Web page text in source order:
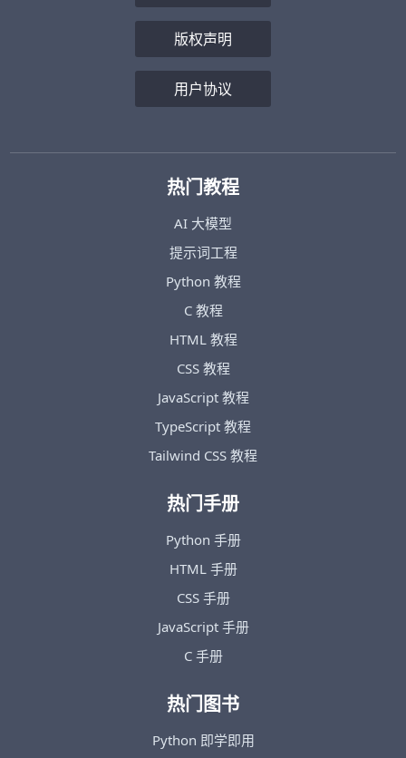
版权声明
用户协议
热门教程
AI 大模型
提示词工程
Python 教程
C 教程
HTML 教程
CSS 教程
JavaScript 教程
TypeScript 教程
Tailwind CSS 教程
热门手册
Python 手册
HTML 手册
CSS 手册
JavaScript 手册
C 手册
热门图书
Python 即学即用